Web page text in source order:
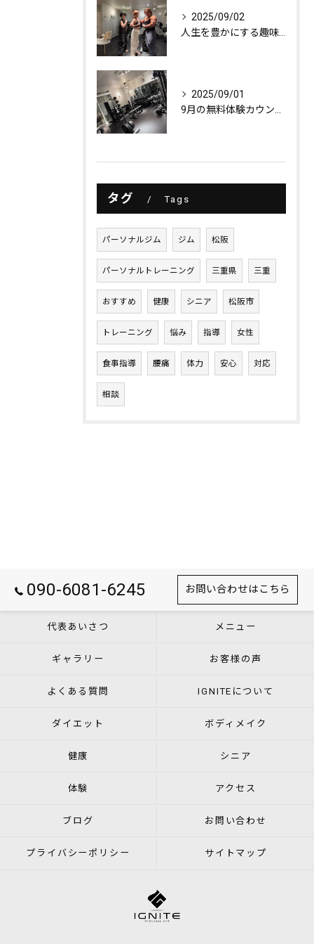
2025/09/02
2025/09/01
タグ Tags
パーソナルジム ジム 松阪
パーソナルトレーニング 三重県 三重
おすすめ 健康 シニア 松阪市
トレーニング 悩み 指導 女性
食事指導 腰痛 体力 安心 対応
相談
090-6081-6245 お問い合わせはこちら
代表あいさつ メニュー
ギャラリー お客様の声
よくある質問 IGNITEについて
ダイエット ボディメイク
健康 シニア
体験 アクセス
ブログ お問い合わせ
プライバシーポリシー サイトマップ